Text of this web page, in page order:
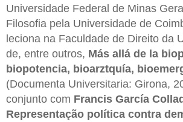
Universidade Federal de Minas
Filosofia pela Universidade de
leciona na Faculdade de Direito da
de, entre outros, Más allá de la
biopotencia, bioarztquía,
(Documenta Universitaria: Girona,
conjunto com Francis García
Representação política contra